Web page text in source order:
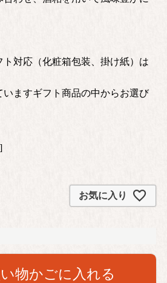
対応（化粧箱包装、掛け紙）は
いますギフト商品の中からお選び
お気に入り
物かごに入れる